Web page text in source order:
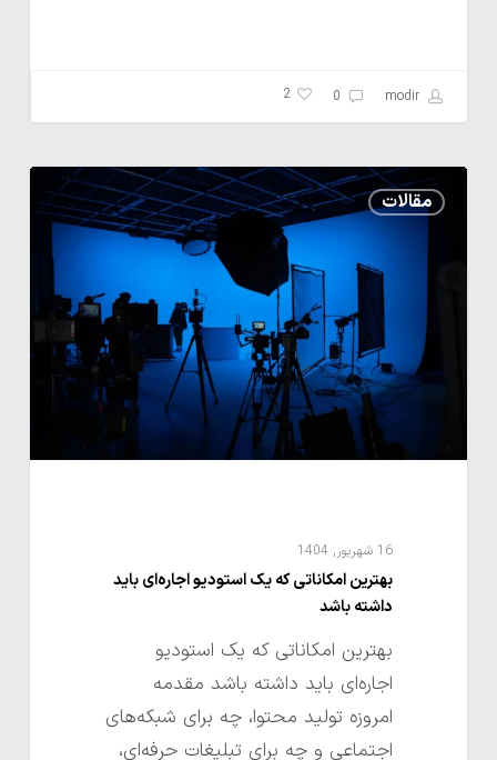
2
مقالات
بهترین
امکاناتی
استودیو
اجاره‌ای
باید
16 شهریور, 1404
بهترین امکاناتی که یک استودیو اجاره‌ای باید
داشته باشد
بهترین امکاناتی که یک استودیو
اجاره‌ای باید داشته باشد مقدمه
امروزه تولید محتوا، چه برای شبکه‌های
اجتماعی و چه برای تبلیغات حرفه‌ای،